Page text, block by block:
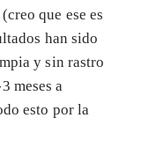
que ese es
han sido
y sin rastro
meses a
esto por la